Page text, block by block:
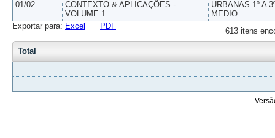
01/02
CONTEXTO & APLICAÇÕES -
VOLUME 1
URBANAS 1º A
MEDIO
613 itens
Exportar para: Excel PDF
Total